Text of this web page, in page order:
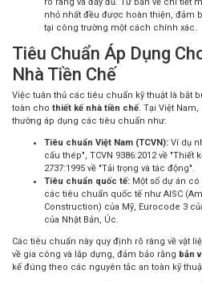
nhỏ nhất đều được hoàn thiện, đảm
tại công trường một cách chính xác.
Tiêu Chuẩn Áp Dụng
Nhà Tiền Chế
Việc tuân thủ các tiêu chuẩn kỹ thuật là bắt
toàn cho thiết kế nhà tiền chế. Tại Việt
thường áp dụng các tiêu chuẩn như:
Tiêu chuẩn Việt Nam (TCVN): Ví dụ
cấu thép", TCVN 9386:2012 về
2737:1995 về "Tải trọng và tác động".
Tiêu chuẩn quốc tế: Một số dự án
các tiêu chuẩn quốc tế như AISC
Construction) của Mỹ, Eurocode 3
của Nhật Bản, Úc.
Các tiêu chuẩn này quy định rõ ràng về vật
về gia công và lắp dựng, đảm bảo rằng bản
kế đúng theo các nguyên tắc an toàn kỹ